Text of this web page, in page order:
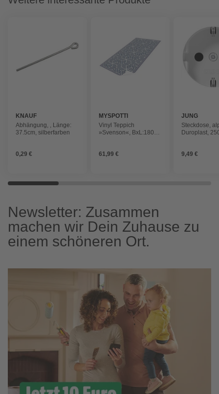
KNAUF
Abhängung, , Länge:
37.5cm, silberfarben
0,29 €
MYSPOTTI
Vinyl Teppich
»Svenson«, BxL:180
61,99 €
JUNG
Steckdose,
Duroplast,
9,49 €
Newsletter: Zusammen
machen wir Dein Zuhause zu
einem schöneren Ort.